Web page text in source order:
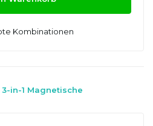
Kombinationen
3-in-1 Magnetische